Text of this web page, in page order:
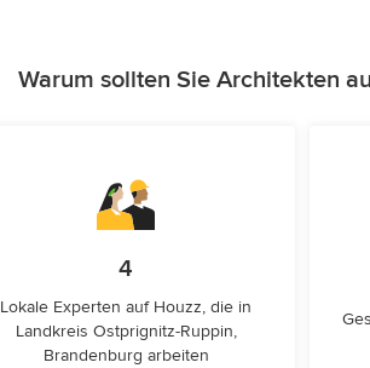
Warum sollten Sie Architekten
4
Lokale Experten auf Houzz, die in
Landkreis Ostprignitz-Ruppin,
Brandenburg arbeiten